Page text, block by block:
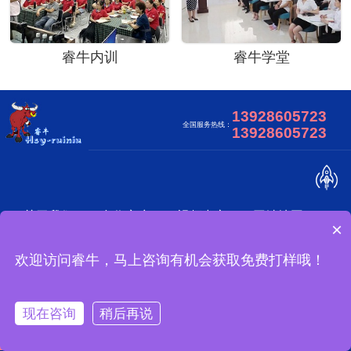
睿牛内训 睿牛学堂
全国服务热线： 13928605723
13928605723
备案号：
一键拨打 产品中心
冲锋衣可以做吗？
怎么定制？
×
欢迎访问睿牛，马上咨询有机会获取免费打样哦！
现在咨询 稍后再说